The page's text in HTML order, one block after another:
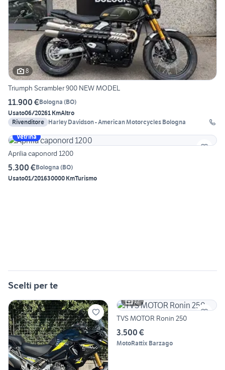
8
Triumph Scrambler 900 NEW MODEL
11.900 €Bologna (BO)
Usato06/20261 KmAltro
Rivenditore Harley Davidson - American Motorcycles Bologna
Vetrina
Aprilia caponord 1200
5.300 €Bologna (BO)
Usato01/201630000 KmTurismo
Scelti per te
12
TVS MOTOR Ronin 250
3.500 €
MotoRattix Barzago